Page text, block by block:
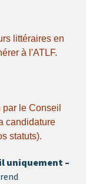
littéraires en
à l'ATLF.
le Conseil
candidature
statuts).
uniquement –